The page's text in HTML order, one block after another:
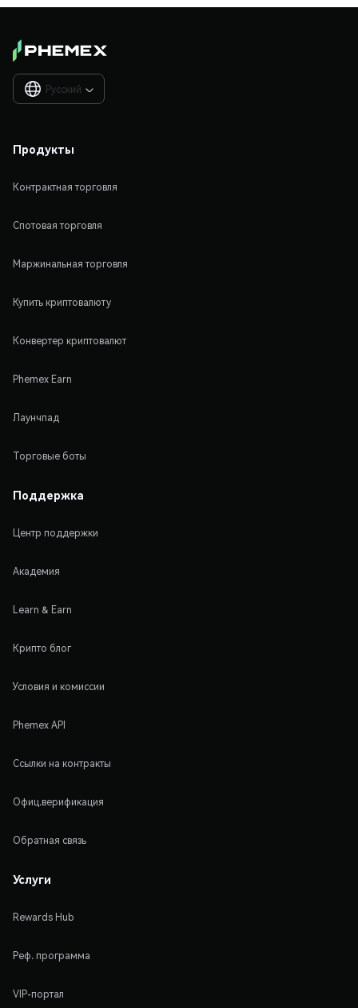
Русский 
Продукты
Контрактная торговля
Спотовая торговля
Маржинальная торговля
Купить криптовалюту
Конвертер криптовалют
Phemex Earn
Лаунчпад
Торговые боты
Поддержка
Центр поддержки
Академия
Learn & Earn
Крипто блог
Условия и комиссии
Phemex API
Ссылки на контракты
Офиц.верификация
Обратная связь
Услуги
Rewards Hub
Реф. программа
VIP-портал